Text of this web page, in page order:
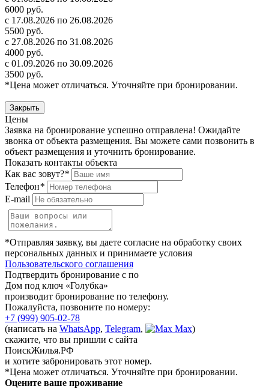
6000 руб.
с 17.08.2026 по 26.08.2026
5500 руб.
с 27.08.2026 по 31.08.2026
4000 руб.
с 01.09.2026 по 30.09.2026
3500 руб.
*Цена может отличаться. Уточняйте при бронировании.
Закрыть
Цены
Заявка на бронирование успешно отправлена! Ожидайте
звонка от объекта размещения. Вы можете сами позвонить в
объект размещения и уточнить бронирование.
Показать контакты объекта
Как вас зовут?*
Телефон*
E-mail
*Отправляя заявку, вы даете согласие на обработку своих
персональных данных и принимаете условия
Пользовательского соглашения
Подтвердить бронирование с по
Дом под ключ «Голубка»
производит бронирование по телефону.
Пожалуйста, позвоните по номеру:
+7 (999) 905-02-78
(написать на WhatsApp, Telegram, Max)
скажите, что вы пришли с сайта
ПоискЖилья.РФ
и хотите забронировать этот номер.
*Цена может отличаться. Уточняйте при бронировании.
Оцените ваше проживание